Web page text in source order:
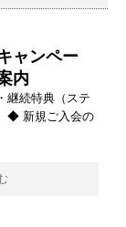
ャンペー
内
継続特典（ステ
◆ 新規ご入会の